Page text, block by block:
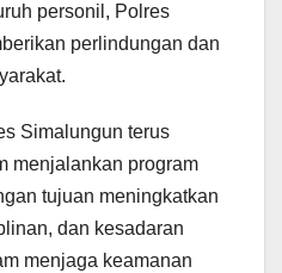
personil, Polres
perlindungan dan
Simalungun terus
menjalankan program
tujuan meningkatkan
dan kesadaran
menjaga keamanan